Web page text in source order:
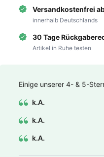
Versandkostenfrei
innerhalb Deutschlands
30 Tage
Artikel in Ruhe testen
Einige unserer 4- & 5-
k.A.
k.A.
k.A.